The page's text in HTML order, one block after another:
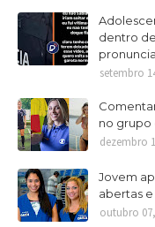
dentro
setembro
no grupo
dezembro
Jovem
abertas e
outubro